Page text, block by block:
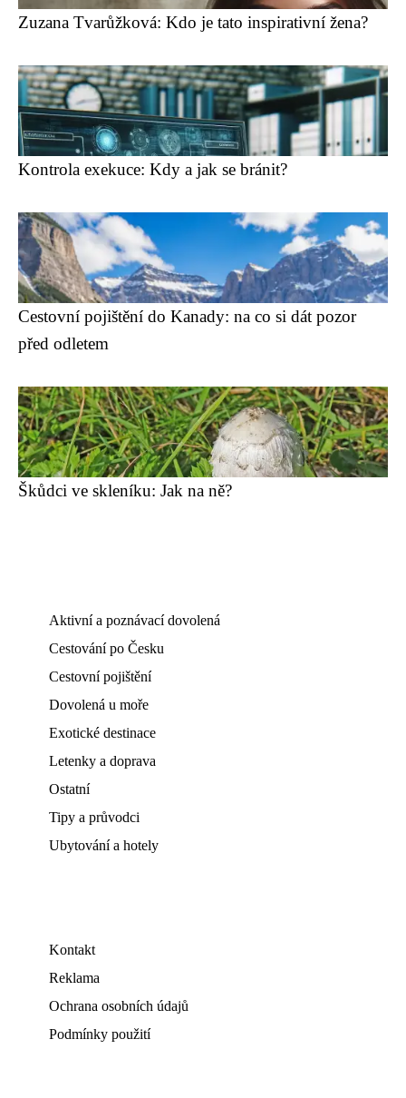
Zuzana Tvarůžková: Kdo je tato inspirativní žena?
Kontrola exekuce: Kdy a jak se bránit?
Cestovní pojištění do Kanady: na co si dát pozor
před odletem
Škůdci ve skleníku: Jak na ně?
Aktivní a poznávací dovolená
Cestování po Česku
Cestovní pojištění
Dovolená u moře
Exotické destinace
Letenky a doprava
Ostatní
Tipy a průvodci
Ubytování a hotely
Kontakt
Reklama
Ochrana osobních údajů
Podmínky použití